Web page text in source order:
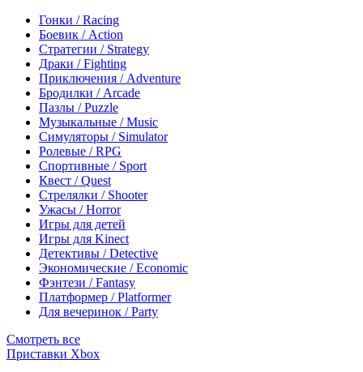
Гонки / Racing
Боевик / Action
Стратегии / Strategy
Драки / Fighting
Приключения / Adventure
Бродилки / Arcade
Пазлы / Puzzle
Музыкальные / Music
Симуляторы / Simulator
Ролевые / RPG
Спортивные / Sport
Квест / Quest
Стрелялки / Shooter
Ужасы / Horror
Игры для детей
Игры для Kinect
Детективы / Detective
Экономические / Economic
Фэнтези / Fantasy
Платформер / Platformer
Для вечеринок / Party
Смотреть все
Приставки Xbox